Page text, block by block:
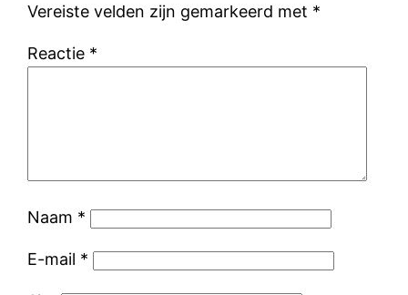
Vereiste velden zijn gemarkeerd met *
Reactie *
Naam *
E-mail *